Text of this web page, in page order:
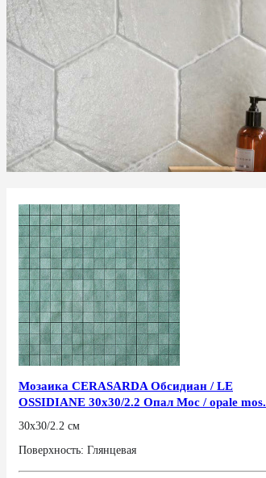
Мозаика CERASARDA Обсидиан / LE
OSSIDIANE 30x30/2.2 Опал Мос / opale mos.
30x30/2.2 см
Поверхность: Глянцевая